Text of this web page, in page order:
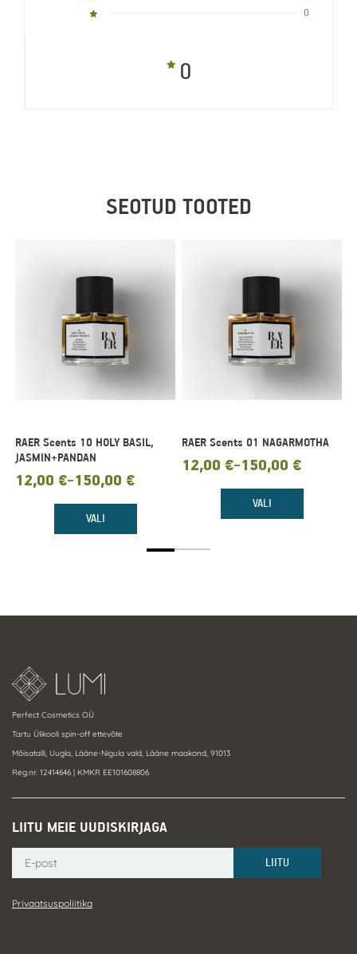
0
0
SEOTUD TOOTED
RAER Scents 10 HOLY BASIL,
JASMIN+PANDAN
12,00 €–150,00 €
Hinnavahemik:
150,00 €
VALI
RAER Scents 01 NAGARMOTHA
12,00 €–150,00 €
Hinnavahemik:
150,00 €
VALI
Perfect Cosmetics OÜ
Tartu Ülikooli spin-off ettevõte
Mõisatalli, Uugla, Lääne-Nigula vald, Lääne maakond, 91013
Reg.nr. 12414646 | KMKR EE101608806
LIITU MEIE UUDISKIRJAGA
LIITU
Privaatsuspoliitika